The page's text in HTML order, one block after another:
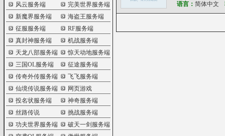
风云服务端
完美世界服务端
新魔界服务端
海盗王服务端
征服服务端
RF服务端
真封神服务端
机战服务端
天龙八部服务端
惊天动地服务端
三国OL服务端
征途服务端
传奇外传服务端
飞飞服务端
仙境传说服务端
网页游戏
投名状服务端
神奇服务端
丝路传说
挑战服务端
功夫世界服务端
破天一剑服务端
语言： 简体中文